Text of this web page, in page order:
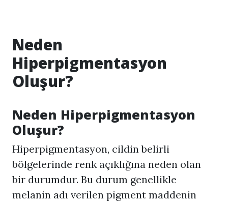
Neden
Hiperpigmentasyon
Oluşur?
Neden Hiperpigmentasyon
Oluşur?
Hiperpigmentasyon, cildin belirli
bölgelerinde renk açıklığına neden olan
bir durumdur. Bu durum genellikle
melanin adı verilen pigment maddenin